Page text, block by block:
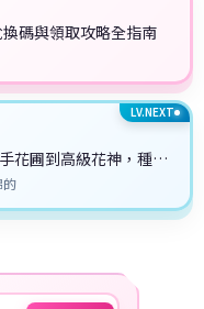
碼與領取攻略全指南
LV.NEXT
花圃到高級花神，種花